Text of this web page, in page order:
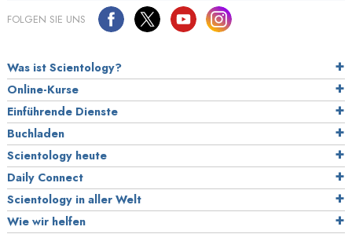
FOLGEN SIE UNS
Was ist Scientology?
Online-Kurse
Einführende Dienste
Buchladen
Scientology heute
Daily Connect
Scientology in aller Welt
Wie wir helfen